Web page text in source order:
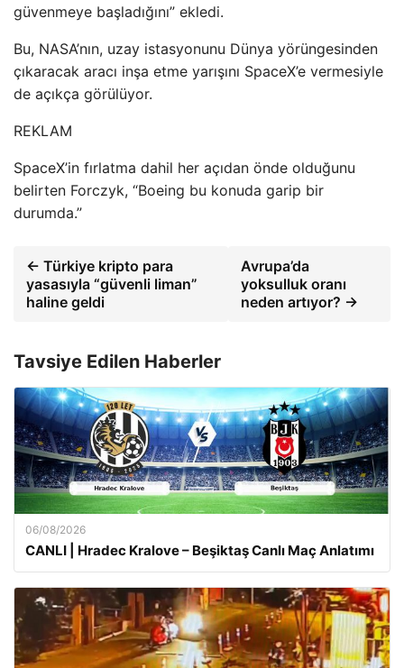
güvenmeye başladığını” ekledi.
Bu, NASA’nın, uzay istasyonunu Dünya yörüngesinden
çıkaracak aracı inşa etme yarışını SpaceX’e vermesiyle
de açıkça görülüyor.
REKLAM
SpaceX’in fırlatma dahil her açıdan önde olduğunu
belirten Forczyk, “Boeing bu konuda garip bir
durumda.”
← Türkiye kripto para
yasasıyla “güvenli liman”
haline geldi
Avrupa’da
yoksulluk oranı
neden artıyor? →
Tavsiye Edilen Haberler
06/08/2026
CANLI | Hradec Kralove – Beşiktaş Canlı Maç Anlatımı